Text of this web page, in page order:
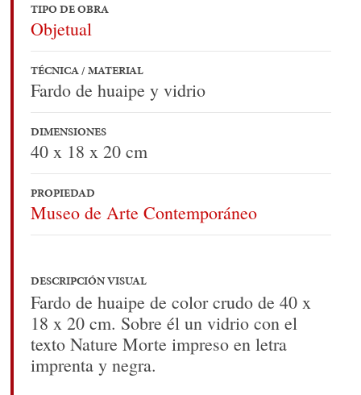
TIPO DE OBRA
Objetual
TÉCNICA / MATERIAL
Fardo de huaipe y vidrio
DIMENSIONES
40 x 18 x 20 cm
PROPIEDAD
Museo de Arte Contemporáneo
DESCRIPCIÓN VISUAL
Fardo de huaipe de color crudo de 40 x
18 x 20 cm. Sobre él un vidrio con el
texto Nature Morte impreso en letra
imprenta y negra.